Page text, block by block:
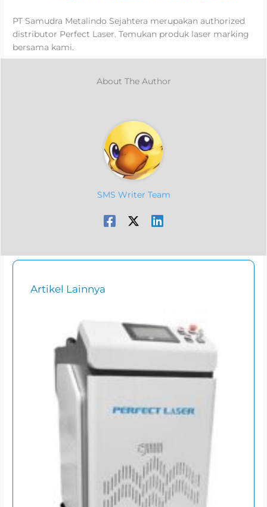
PT Samudra Metalindo Sejahtera merupakan authorized
distributor Perfect Laser. Temukan produk laser marking
bersama kami.
About The Author
SMS Writer Team
Artikel Lainnya